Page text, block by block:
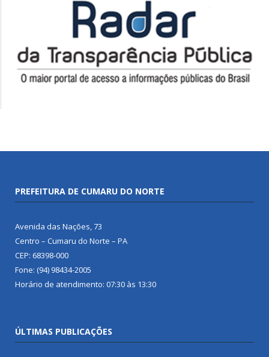
PREFEITURA DE CUMARU DO NORTE
Avenida das Nações, 73
Centro – Cumaru do Norte – PA
CEP: 68398-000
Fone: (94) 98434-2005
Horário de atendimento: 07:30 às 13:30
ÚLTIMAS PUBLICAÇÕES